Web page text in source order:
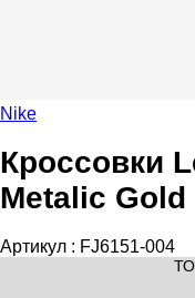
Nike
Кроссовки
Metalic Gold
Артикул : FJ6151-004